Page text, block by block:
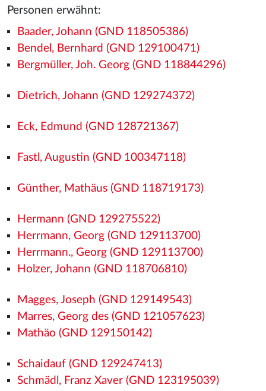
Personen erwähnt:
Baader, Johann (GND 118505386)
Bendel, Bernhard (GND 129100471)
Bergmüller, Joh. Georg (GND 118844296)
Dietrich, Johann (GND 129274372)
Eck, Edmund (GND 128721367)
Fastl, Augustin (GND 100347118)
Günther, Mathäus (GND 118719173)
Hermann (GND 129275522)
Herrmann, Georg (GND 129113700)
Herrmann., Georg (GND 129113700)
Holzer, Johann (GND 118706810)
Magges, Joseph (GND 129149543)
Marres, Georg des (GND 121057623)
Mathäo (GND 129150142)
Schaidauf (GND 129247413)
Schmädl, Franz Xaver (GND 123195039)